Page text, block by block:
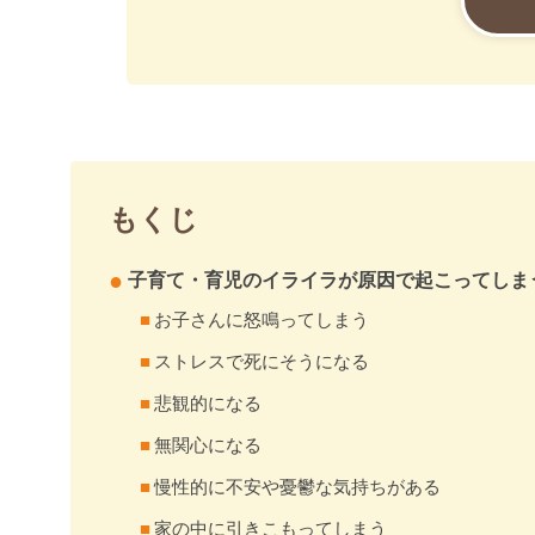
もくじ
子育て・育児のイライラが原因で起こってしま
お子さんに怒鳴ってしまう
ストレスで死にそうになる
悲観的になる
無関心になる
慢性的に不安や憂鬱な気持ちがある
家の中に引きこもってしまう